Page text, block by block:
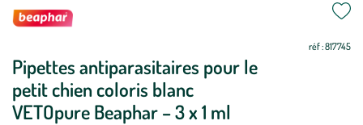
Pipettes antiparasitaires pour le
petit chien coloris blanc
VETOpure Beaphar – 3 x 1 ml
réf : 817745
Mettre
Mettre